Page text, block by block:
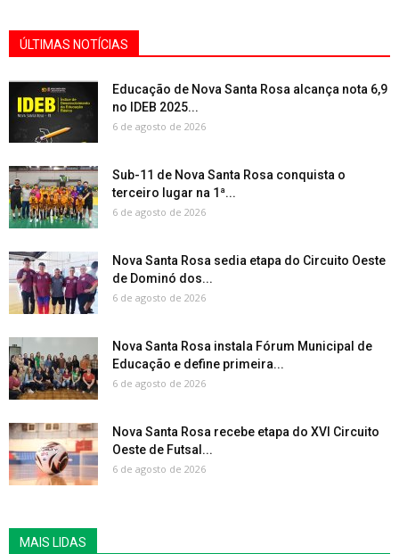
ÚLTIMAS NOTÍCIAS
Educação de Nova Santa Rosa alcança nota 6,9
no IDEB 2025...
6 de agosto de 2026
Sub-11 de Nova Santa Rosa conquista o
terceiro lugar na 1ª...
6 de agosto de 2026
Nova Santa Rosa sedia etapa do Circuito Oeste
de Dominó dos...
6 de agosto de 2026
Nova Santa Rosa instala Fórum Municipal de
Educação e define primeira...
6 de agosto de 2026
Nova Santa Rosa recebe etapa do XVI Circuito
Oeste de Futsal...
6 de agosto de 2026
MAIS LIDAS